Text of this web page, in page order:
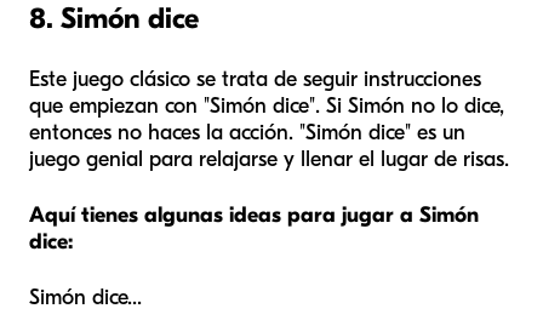
8. Simón dice
Este juego clásico se trata de seguir instrucciones
que empiezan con "Simón dice". Si Simón no lo dice,
entonces no haces la acción. "Simón dice" es un
juego genial para relajarse y llenar el lugar de risas.
Aquí tienes algunas ideas para jugar a Simón
dice:
Simón dice...